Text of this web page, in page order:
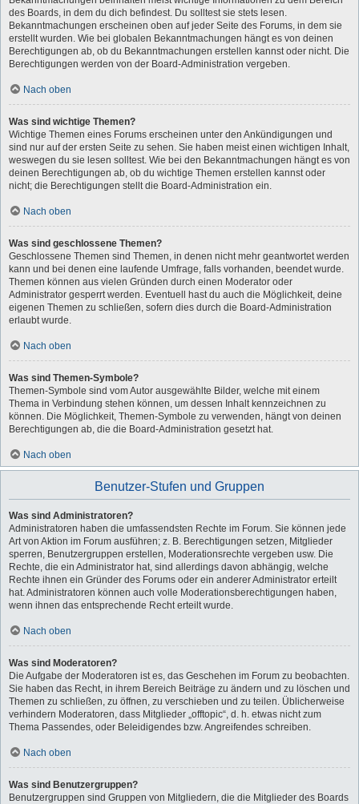
des Boards, in dem du dich befindest. Du solltest sie stets lesen.
Bekanntmachungen erscheinen oben auf jeder Seite des Forums, in dem sie
erstellt wurden. Wie bei globalen Bekanntmachungen hängt es von deinen
Berechtigungen ab, ob du Bekanntmachungen erstellen kannst oder nicht. Die
Berechtigungen werden von der Board-Administration vergeben.
Nach oben
Was sind wichtige Themen?
Wichtige Themen eines Forums erscheinen unter den Ankündigungen und
sind nur auf der ersten Seite zu sehen. Sie haben meist einen wichtigen Inhalt,
weswegen du sie lesen solltest. Wie bei den Bekanntmachungen hängt es von
deinen Berechtigungen ab, ob du wichtige Themen erstellen kannst oder
nicht; die Berechtigungen stellt die Board-Administration ein.
Nach oben
Was sind geschlossene Themen?
Geschlossene Themen sind Themen, in denen nicht mehr geantwortet werden
kann und bei denen eine laufende Umfrage, falls vorhanden, beendet wurde.
Themen können aus vielen Gründen durch einen Moderator oder
Administrator gesperrt werden. Eventuell hast du auch die Möglichkeit, deine
eigenen Themen zu schließen, sofern dies durch die Board-Administration
erlaubt wurde.
Nach oben
Was sind Themen-Symbole?
Themen-Symbole sind vom Autor ausgewählte Bilder, welche mit einem
Thema in Verbindung stehen können, um dessen Inhalt kennzeichnen zu
können. Die Möglichkeit, Themen-Symbole zu verwenden, hängt von deinen
Berechtigungen ab, die die Board-Administration gesetzt hat.
Nach oben
Benutzer-Stufen und Gruppen
Was sind Administratoren?
Administratoren haben die umfassendsten Rechte im Forum. Sie können jede
Art von Aktion im Forum ausführen; z. B. Berechtigungen setzen, Mitglieder
sperren, Benutzergruppen erstellen, Moderationsrechte vergeben usw. Die
Rechte, die ein Administrator hat, sind allerdings davon abhängig, welche
Rechte ihnen ein Gründer des Forums oder ein anderer Administrator erteilt
hat. Administratoren können auch volle Moderationsberechtigungen haben,
wenn ihnen das entsprechende Recht erteilt wurde.
Nach oben
Was sind Moderatoren?
Die Aufgabe der Moderatoren ist es, das Geschehen im Forum zu beobachten.
Sie haben das Recht, in ihrem Bereich Beiträge zu ändern und zu löschen und
Themen zu schließen, zu öffnen, zu verschieben und zu teilen. Üblicherweise
verhindern Moderatoren, dass Mitglieder „offtopic“, d. h. etwas nicht zum
Thema Passendes, oder Beleidigendes bzw. Angreifendes schreiben.
Nach oben
Was sind Benutzergruppen?
Benutzergruppen sind Gruppen von Mitgliedern, die die Mitglieder des Boards